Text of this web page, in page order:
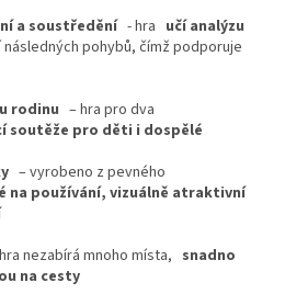
a soustředění - hra učí analýzu
následných pohybů, čímž podporuje
rodinu – hra pro dva
soutěže pro děti i dospělé
– vyrobeno z pevného
na používání, vizuálně atraktivní
nezabírá mnoho místa, snadno
na cesty